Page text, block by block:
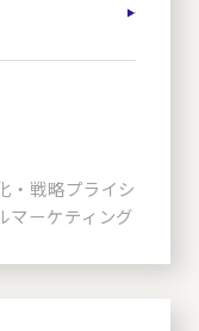
・戦略プライシ
マーケティング